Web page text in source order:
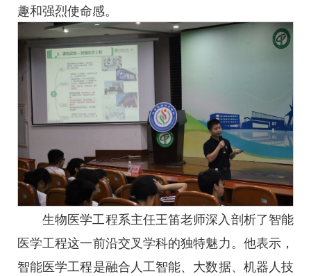
趣和强烈使命感。
生物医学工程系主任王笛老师深入剖析了智能
医学工程这一前沿交叉学科的独特魅力。他表示，
智能医学工程是融合人工智能、大数据、机器人技